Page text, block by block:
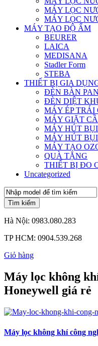
MÁY LỌC
MÁY LỌC
MÁY TẠO ĐỘ ẨM
BEURER
LAICA
MEDISANA
Stadler Form
STEBA
THIẾT BỊ GIA
ĐÈN BÀN
ĐÈN DIỆT
MÁY ÉP TRÁI
MÁY GIẶT
MÁY HÚT
MÁY HÚT
MÁY TẠO
QUÀ TẶNG
THIẾT BỊ ĐO
Uncategorized
Tìm kiếm
Hà Nội: 0983.080.283
TP HCM: 0904.539.268
Giỏ hàng
Máy lọc không
Honeywell giá rẻ
Máy lọc không khí công